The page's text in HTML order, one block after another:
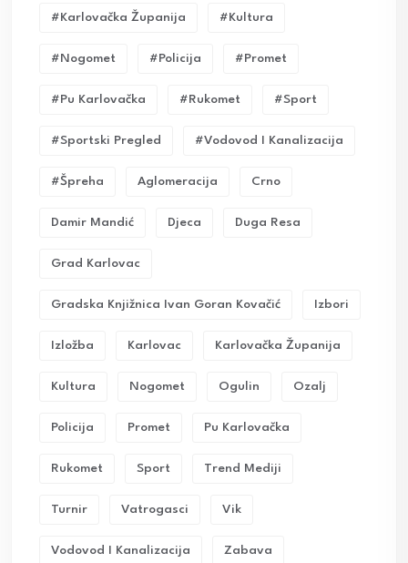
#karlovačka Županija #kultura
#nogomet #policija #promet
#pu Karlovačka #rukomet #sport
#sportski Pregled #vodovod I Kanalizacija
#Špreha Aglomeracija Crno
Damir Mandić Djeca Duga Resa
Grad Karlovac
Gradska Knjižnica Ivan Goran Kovačić Izbori
Izložba Karlovac Karlovačka Županija
Kultura Nogomet Ogulin Ozalj
Policija Promet Pu Karlovačka
Rukomet Sport Trend Mediji
Turnir Vatrogasci Vik
Vodovod I Kanalizacija Zabava